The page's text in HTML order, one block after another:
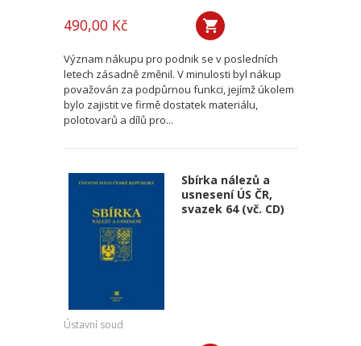
490,00 Kč
Význam nákupu pro podnik se v posledních
letech zásadně změnil. V minulosti byl nákup
považován za podpůrnou funkci, jejímž úkolem
bylo zajistit ve firmě dostatek materiálu,
polotovarů a dílů pro...
Sbírka nálezů a
usnesení ÚS ČR,
svazek 64 (vč. CD)
Ústavní soud